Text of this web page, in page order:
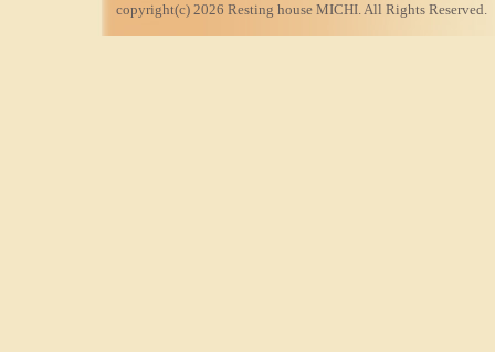
copyright(c) 2026 Resting house MICHI. All Rights Reserved.